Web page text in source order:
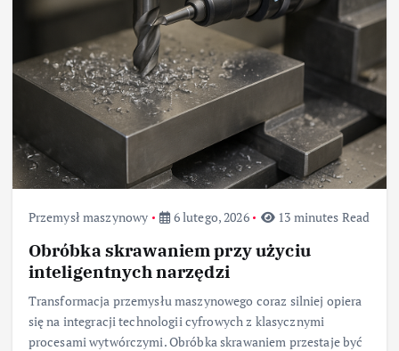
Przemysł maszynowy 6 lutego, 2026 13 minutes Read
Obróbka skrawaniem przy użyciu
inteligentnych narzędzi
Transformacja przemysłu maszynowego coraz silniej opiera
się na integracji technologii cyfrowych z klasycznymi
procesami wytwórczymi. Obróbka skrawaniem przestaje być